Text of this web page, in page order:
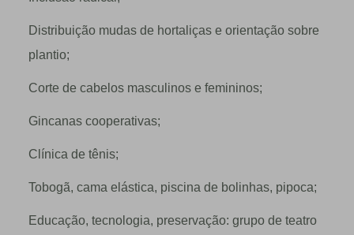
Distribuição mudas de hortaliças e orientação sobre
plantio;
Corte de cabelos masculinos e femininos;
Gincanas cooperativas;
Clínica de tênis;
Tobogã, cama elástica, piscina de bolinhas, pipoca;
Educação, tecnologia, preservação: grupo de teatro